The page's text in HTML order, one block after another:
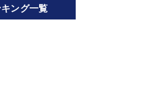
ング一覧